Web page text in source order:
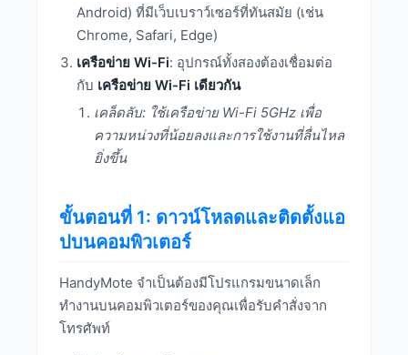
Android) ที่มีเว็บเบราว์เซอร์ที่ทันสมัย (เช่น
Chrome, Safari, Edge)
เครือข่าย Wi-Fi: อุปกรณ์ทั้งสองต้องเชื่อมต่อ
กับ เครือข่าย Wi-Fi เดียวกัน
เคล็ดลับ: ใช้เครือข่าย Wi-Fi 5GHz เพื่อ
ความหน่วงที่น้อยลงและการใช้งานที่ลื่นไหล
ยิ่งขึ้น
ขั้นตอนที่ 1: ดาวน์โหลดและติดตั้งแอ
ปบนคอมพิวเตอร์
HandyMote จำเป็นต้องมีโปรแกรมขนาดเล็ก
ทำงานบนคอมพิวเตอร์ของคุณเพื่อรับคำสั่งจาก
โทรศัพท์